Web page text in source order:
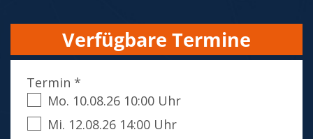
Verfügbare Termine